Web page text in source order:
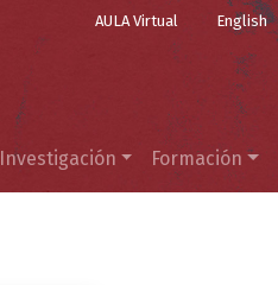
Top Menu
AULA Virtual English
Investigación Formación